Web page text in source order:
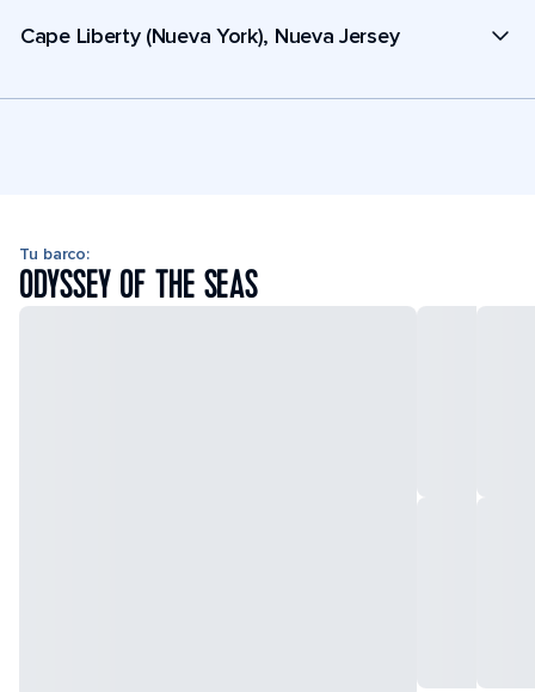
Cape Liberty (Nueva York), Nueva Jersey
Tu barco:
ODYSSEY OF THE SEAS